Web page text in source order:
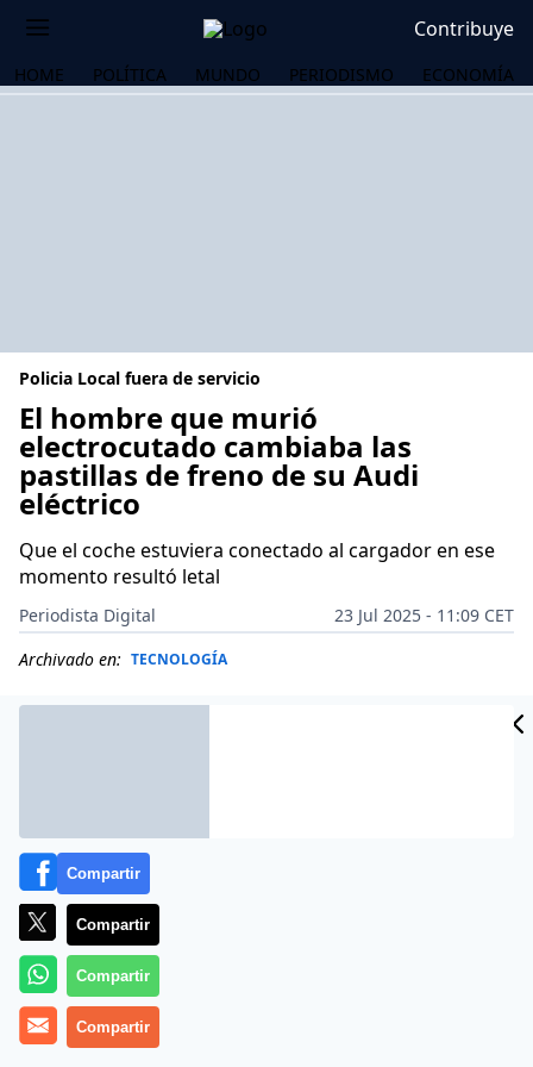
Contribuye
HOME POLÍTICA MUNDO PERIODISMO ECONOMÍA
Policia Local fuera de servicio
El hombre que murió
electrocutado cambiaba las
pastillas de freno de su Audi
eléctrico
Que el coche estuviera conectado al cargador en ese
momento resultó letal
Periodista Digital
23 Jul 2025 - 11:09 CET
Archivado en: TECNOLOGÍA
Más información
Compartir
Compartir
Compartir
Compartir